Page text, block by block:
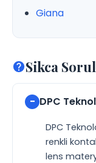
Giana
Sikca
DPC
DPC
renkli
lens